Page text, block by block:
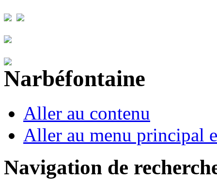
Aller au contenu
Aller au menu principal
Navigation de